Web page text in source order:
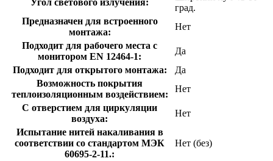
град.
Предназначен для встроенного
монтажа:
Нет
Подходит для рабочего места с
монитором EN 12464-1:
Да
Подходит для открытого монтажа:
Да
Возможность покрытия
теплоизоляционным воздействием:
Нет
С отверстием для циркуляции
воздуха:
Нет
Испытание нитей накаливания в
соответствии со стандартом МЭК
60695-2-11.:
Нет (без)